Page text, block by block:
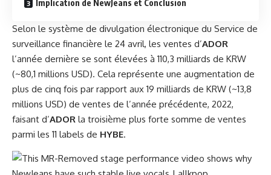
Implication de NewJeans et Conclusion
Selon le système de divulgation électronique du Service de
surveillance financière le 24 avril, les ventes d’ADOR
l’année dernière se sont élevées à 110,3 milliards de KRW
(~80,1 millions USD). Cela représente une augmentation de
plus de cinq fois par rapport aux 19 milliards de KRW (~13,8
millions USD) de ventes de l’année précédente, 2022,
faisant d’ADOR la troisième plus forte somme de ventes
parmi les 11 labels de HYBE.